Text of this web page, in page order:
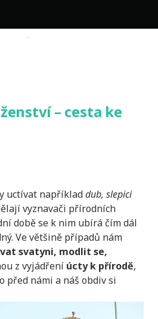
– cesta ke
uctívat napříkladdub, slepici
vyznavači přírodních
době se k nim ubírá čím dál
Ve většině případů nám
svatyni, modlit se,
z vyjádření úcty k přírodě,
před námi a náš obdiv si